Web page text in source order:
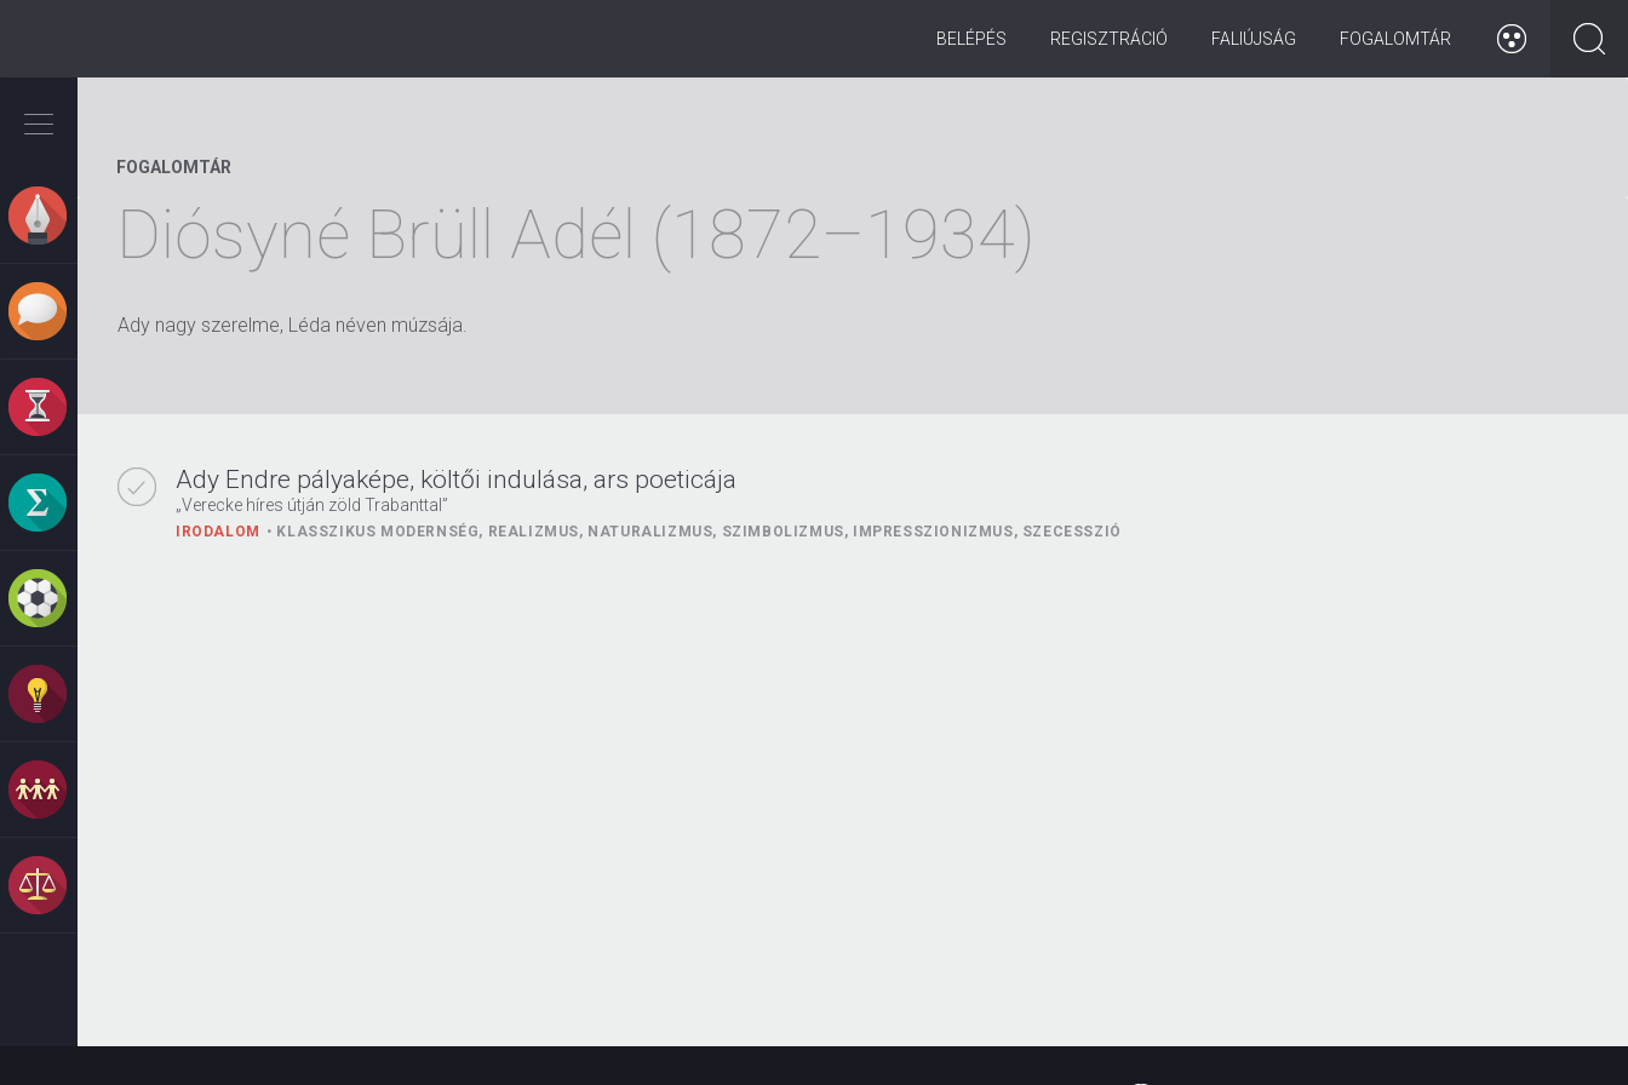
tartalomra
REGISZTRÁCIÓ FALIÚJSÁG FOGALOMTÁR
BELÉPÉS
FOGALOMTÁR
Diósyné Brüll Adél (1872–1934)
Ady nagy szerelme, Léda néven múzsája.
Ady Endre pályaképe, költői indulása, ars poeticája
„Verecke híres útján zöld Trabanttal”
IRODALOM KLASSZIKUS MODERNSÉG, REALIZMUS, NATURALIZMUS, SZIMBOLIZMUS, IMPRESSZIONIZMUS, SZECESSZIÓ